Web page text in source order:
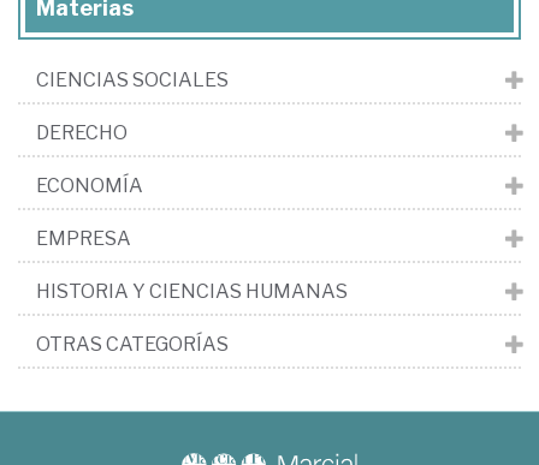
Materias
CIENCIAS SOCIALES
DERECHO
ECONOMÍA
EMPRESA
HISTORIA Y CIENCIAS HUMANAS
OTRAS CATEGORÍAS